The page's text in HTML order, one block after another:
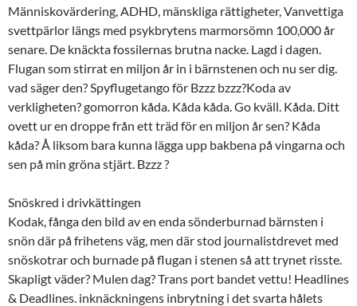
Människovärdering, ADHD, mänskliga rättigheter, Vanvettiga
svettpärlor längs med psykbrytens marmorsömn 100,000 år
senare. De knäckta fossilernas brutna nacke. Lagd i dagen.
Flugan som stirrat en miljon år in i bärnstenen och nu ser dig.
vad säger den? Spyflugetango för Bzzz bzzz?Koda av
verkligheten? gomorron kåda. Kåda kåda. Go kväll. Kåda. Ditt
ovett ur en droppe från ett träd för en miljon år sen? Kåda
kåda? Å liksom bara kunna lägga upp bakbena på vingarna och
sen på min gröna stjärt. Bzzz ?
Snöskred i drivkättingen
Kodak, fånga den bild av en enda sönderburnad bärnsten i
snön där på frihetens väg, men där stod journalistdrevet med
snöskotrar och burnade på flugan i stenen så att trynet risste.
Skapligt väder? Mulen dag? Trans port bandet vettu! Headlines
& Deadlines. inknäckningens inbrytning i det svarta hålets